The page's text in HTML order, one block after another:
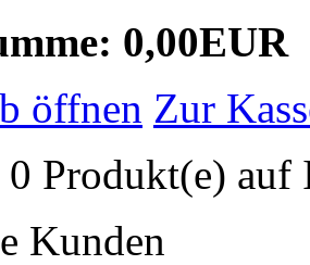
0,00EUR
öffnen Zur
0 Produkt(e)
Kunden